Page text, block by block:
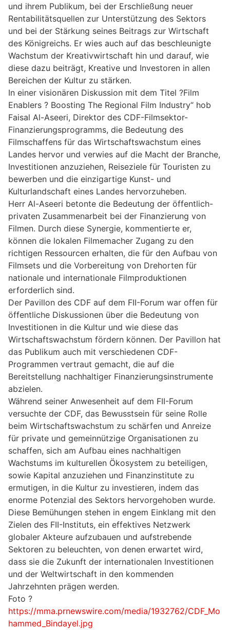
und ihrem Publikum, bei der Erschließung neuer
Rentabilitätsquellen zur Unterstützung des Sektors
und bei der Stärkung seines Beitrags zur Wirtschaft
des Königreichs. Er wies auch auf das beschleunigte
Wachstum der Kreativwirtschaft hin und darauf, wie
diese dazu beiträgt, Kreative und Investoren in allen
Bereichen der Kultur zu stärken.
In einer visionären Diskussion mit dem Titel ?Film
Enablers ? Boosting The Regional Film Industry“ hob
Faisal Al-Aseeri, Direktor des CDF-Filmsektor-
Finanzierungsprogramms, die Bedeutung des
Filmschaffens für das Wirtschaftswachstum eines
Landes hervor und verwies auf die Macht der Branche,
Investitionen anzuziehen, Reiseziele für Touristen zu
bewerben und die einzigartige Kunst- und
Kulturlandschaft eines Landes hervorzuheben.
Herr Al-Aseeri betonte die Bedeutung der öffentlich-
privaten Zusammenarbeit bei der Finanzierung von
Filmen. Durch diese Synergie, kommentierte er,
können die lokalen Filmemacher Zugang zu den
richtigen Ressourcen erhalten, die für den Aufbau von
Filmsets und die Vorbereitung von Drehorten für
nationale und internationale Filmproduktionen
erforderlich sind.
Der Pavillon des CDF auf dem FII-Forum war offen für
öffentliche Diskussionen über die Bedeutung von
Investitionen in die Kultur und wie diese das
Wirtschaftswachstum fördern können. Der Pavillon hat
das Publikum auch mit verschiedenen CDF-
Programmen vertraut gemacht, die auf die
Bereitstellung nachhaltiger Finanzierungsinstrumente
abzielen.
Während seiner Anwesenheit auf dem FII-Forum
versuchte der CDF, das Bewusstsein für seine Rolle
beim Wirtschaftswachstum zu schärfen und Anreize
für private und gemeinnützige Organisationen zu
schaffen, sich am Aufbau eines nachhaltigen
Wachstums im kulturellen Ökosystem zu beteiligen,
sowie Kapital anzuziehen und Finanzinstitute zu
ermutigen, in die Kultur zu investieren, indem das
enorme Potenzial des Sektors hervorgehoben wurde.
Diese Bemühungen stehen in engem Einklang mit den
Zielen des FII-Instituts, ein effektives Netzwerk
globaler Akteure aufzubauen und aufstrebende
Sektoren zu beleuchten, von denen erwartet wird,
dass sie die Zukunft der internationalen Investitionen
und der Weltwirtschaft in den kommenden
Jahrzehnten prägen werden.
Foto ?
https://mma.prnewswire.com/media/1932762/CDF_Mo
hammed_Bindayel.jpg